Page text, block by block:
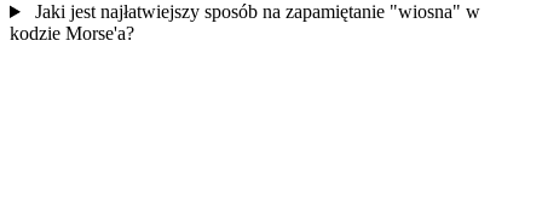
Jaki jest najłatwiejszy sposób na zapamiętanie "wiosna" w
kodzie Morse'a?